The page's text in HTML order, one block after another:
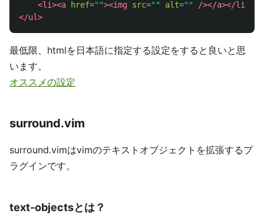
<li><a
href=""><img src="" alt=""
/></a></li>
</ul>
最低限、htmlを日本語に指定する設定をすると良いと思
います。
オススメの設定
surround.vim
surround.vimはvimのテキストオブジェクトを拡張するプ
ラグインです。
text-objectsとは？